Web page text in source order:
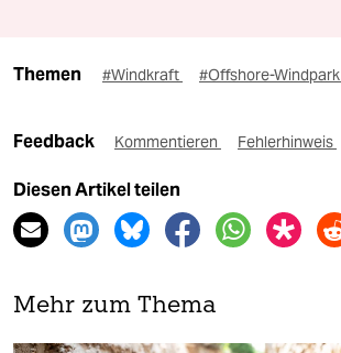
Themen #Windkraft #Offshore-Windpark
Feedback Kommentieren Fehlerhinweis
Diesen Artikel teilen
Mehr zum Thema